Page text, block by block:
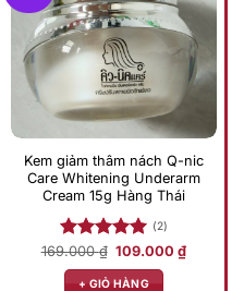
Kem giảm thâm nách Q-nic
Care Whitening Underarm
Cream 15g Hàng Thái
Được xếp
hạng5.00
5 sao
(2)
169.000₫ Giá
là:
109.000₫Giá
+ GIỎ HÀNG